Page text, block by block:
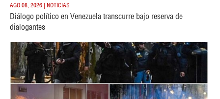
AGO 08, 2026 | NOTICIAS
Diálogo político en Venezuela transcurre bajo reserva de
dialogantes